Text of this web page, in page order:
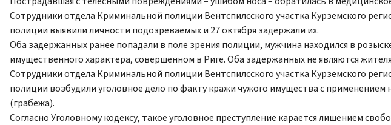
Сотрудники отдела Криминальной полиции Вентспилсского участка Курземского
полиции выявили личности подозреваемых и 27 октября задержали их.
Оба задержанных ранее попадали в поле зрения полиции, мужчина находился в
имущественного характера, совершенном в Риге. Оба задержанных не являются
Сотрудники отдела Криминальной полиции Вентспилсского участка Курземского
полиции возбудили уголовное дело по факту кражи чужого имущества с применением
(грабежа).
Согласно Уголовному кодексу, такое уголовное преступление карается лишением